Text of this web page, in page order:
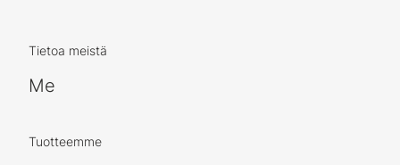
Tietoa meistä
Me
Tuotteemme